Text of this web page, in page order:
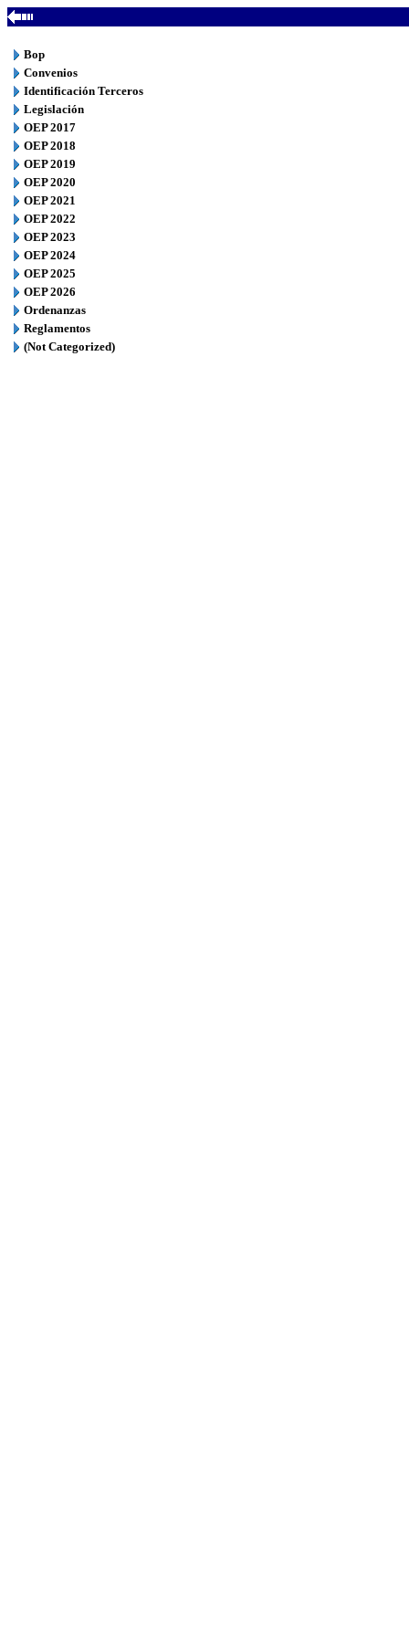
Bop
Convenios
Identificación Terceros
Legislación
OEP 2017
OEP 2018
OEP 2019
OEP 2020
OEP 2021
OEP 2022
OEP 2023
OEP 2024
OEP 2025
OEP 2026
Ordenanzas
Reglamentos
(Not Categorized)